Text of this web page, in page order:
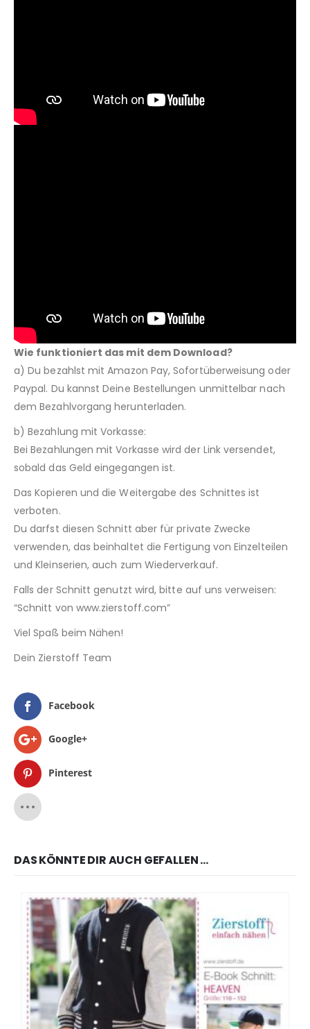
Wie funktioniert das mit dem Download?
a) Du bezahlst mit Amazon Pay, Sofortüberweisung oder
Paypal. Du kannst Deine Bestellungen unmittelbar nach
dem Bezahlvorgang herunterladen.
b) Bezahlung mit Vorkasse:
Bei Bezahlungen mit Vorkasse wird der Link versendet,
sobald das Geld eingegangen ist.
Das Kopieren und die Weitergabe des Schnittes ist
verboten.
Du darfst diesen Schnitt aber für private Zwecke
verwenden, das beinhaltet die Fertigung von Einzelteilen
und Kleinserien, auch zum Wiederverkauf.
Falls der Schnitt genutzt wird, bitte auf uns verweisen:
“Schnitt von www.zierstoff.com”
Viel Spaß beim Nähen!
Dein Zierstoff Team
Facebook
Google+
Pinterest
DAS KÖNNTE DIR AUCH GEFALLEN …